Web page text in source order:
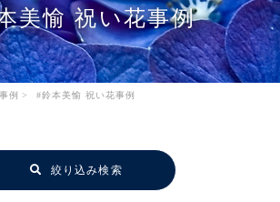
美愉 祝い花事例
例 > #鈴本美愉 祝い花事例
絞り込み検索